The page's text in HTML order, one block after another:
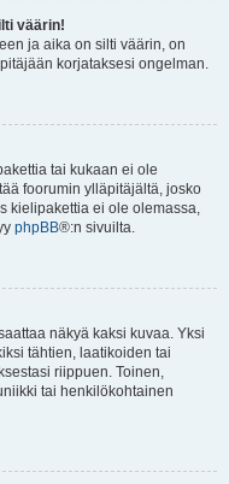
väärin!
ja aika on silti väärin, on
korjataksesi ongelman.
tai kukaan ei ole
foorumin ylläpitäjältä, josko
kielipakettia ei ole olemassa,
phpBB®:n sivuilta.
näkyä kaksi kuvaa. Yksi
tähtien, laatikoiden tai
riippuen. Toinen,
tai henkilökohtainen